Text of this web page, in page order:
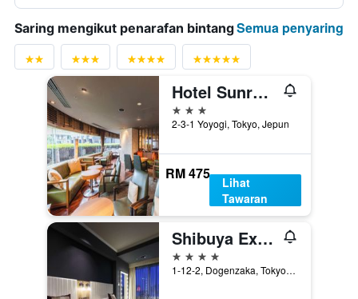
Saring mengikut penarafan bintangSemua penyaring
Hotel Sunroute Plaza Shinjuku
3 bintang
2-3-1 Yoyogi, Tokyo, Jepun
RM 475
Lihat
Tawaran
Shibuya Excel Hotel Tokyu
4 bintang
1-12-2, Dogenzaka, Tokyo, Jepun